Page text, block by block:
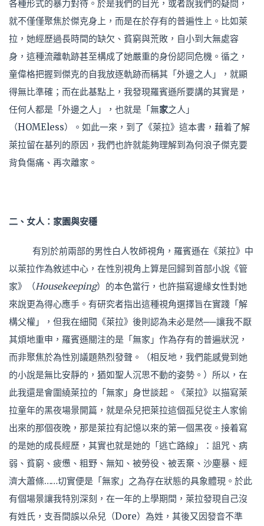
各種形式的暴力對待。於是我們的目光，或者說我們的疑問，
就不僅僅聚焦於傑克身上，而是在於存有的普遍性上。比如萊
拉，她經歷過長時間的缺欠、貧窮與荒敗，自小到大無處容
身，這種流離軌跡甚至構成了她嚴重的身份認同危機。循之，
童偉格把握到傑克的自我放逐軌跡而稱其「外邊之人」，就顯
得無比準確；而在此基點上，我發現羅賓遜所要講的其實是，
任何人都是「外邊之人」，也就是「無家之人」
（HOMEless）。如此一來，到了《萊拉》這本書，藉着了解
萊拉留在基列的原因，我們也許就能夠理解到為何浪子傑克要
背負傷痛、再次離家。
二、女人：家園與安穩
有別於前兩部的男性白人牧師視角，羅賓遜在《萊拉》中
以萊拉作為敘述中心，在性別視角上算是回歸到首部小說《管
家》（Housekeeping）的本色當行，也許描寫邊緣女性對她
來說更為得心應手。有研究者指出這種視角選擇旨在實踐「解
構父權」，但我在細閱《萊拉》後則認為未必是然──讓我不厭
其煩地重申，羅賓遜關注的是「無家」作為存有的普遍狀況，
而非聚焦於為性別議題熱烈發聲。（相反地，我們能感覺到她
的小說是無比安靜的，猶如聖人沉思不動的姿勢。）所以，在
此我還是會圍繞萊拉的「無家」身世談起。《萊拉》以描寫萊
拉童年的黑夜場景開篇，就是朵兒把萊拉這個孤兒從主人家偷
出來的那個夜晚，那是萊拉有記憶以來的第一個黑夜。接着寫
的是她的成長經歷，其實也就是她的「逃亡路線」：詛咒、病
弱、貧窮、疲憊、粗野、無知、被勞役、被丟棄、沙塵暴、經
濟大蕭條……切實便是「無家」之為存在狀態的具象體現。於此
有個場景讓我特別深刻，在一年的上學期間，萊拉發現自己沒
有姓氏，支吾間誤以朵兒（Dore）為姓，其後又因發音不準